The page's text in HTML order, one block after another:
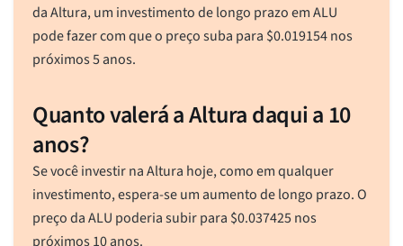
da Altura, um investimento de longo prazo em ALU
pode fazer com que o preço suba para $0.019154nos
próximos 5 anos.
Quanto valerá a Altura daqui a 10
anos?
Se você investir na Altura hoje, como em qualquer
investimento, espera-se um aumento de longo prazo. O
preço da ALU poderia subir para $0.037425nos
próximos 10 anos.